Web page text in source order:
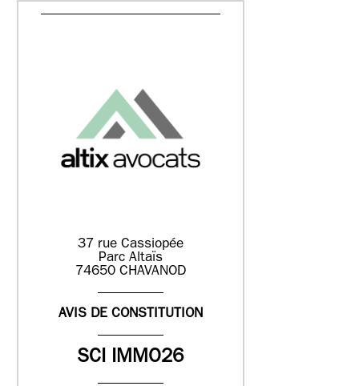
37 rue Cassiopée
Parc Altaïs
74650 CHAVANOD
AVIS DE CONSTITUTION
SCI IMMO26